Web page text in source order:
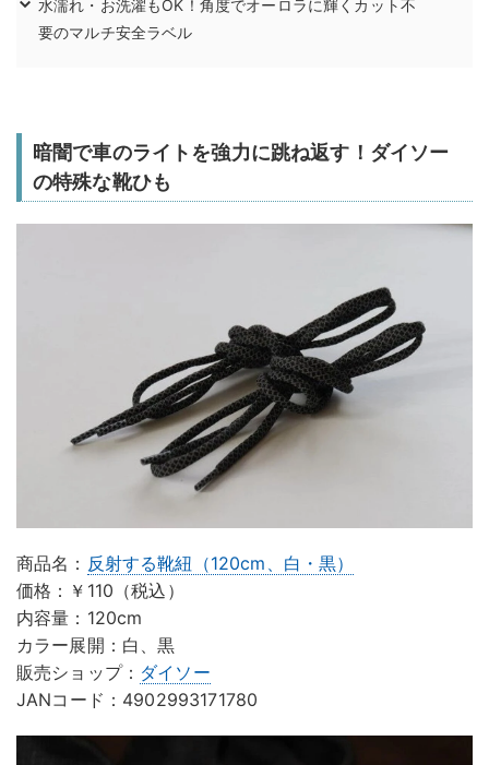
水濡れ・お洗濯もOK！角度でオーロラに輝くカット不
要のマルチ安全ラベル
暗闇で車のライトを強力に跳ね返す！ダイソー
の特殊な靴ひも
商品名： 反射する靴紐（120cm、白・黒）
価格：￥110（税込）
内容量：120cm
カラー展開：白、黒
販売ショップ： ダイソー
JANコード：4902993171780